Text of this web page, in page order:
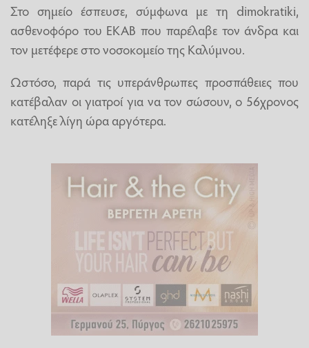
Στο σημείο έσπευσε, σύμφωνα με τη dimokratiki,
ασθενοφόρο του ΕΚΑΒ που παρέλαβε τον άνδρα και
τον μετέφερε στο νοσοκομείο της Καλύμνου.
Ωστόσο, παρά τις υπεράνθρωπες προσπάθειες που
κατέβαλαν οι γιατροί για να τον σώσουν, ο 56χρονος
κατέληξε λίγη ώρα αργότερα.